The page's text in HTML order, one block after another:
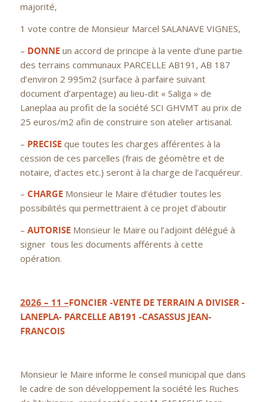
majorité,
1 vote contre de Monsieur Marcel SALANAVE VIGNES,
– DONNE un accord de principe à la vente d’une partie
des terrains communaux PARCELLE AB191, AB 187
d’environ 2 995m2 (surface à parfaire suivant
document d’arpentage) au lieu-dit « Saliga » de
Laneplaa au profit de la société SCI GHVMT au prix de
25 euros/m2 afin de construire son atelier artisanal.
– PRECISEque toutes les charges afférentes à la
cession de ces parcelles (frais de géomètre et de
notaire, d’actes etc.) seront à la charge de l’acquéreur.
– CHARGEMonsieur le Maire d’étudier toutes les
possibilités qui permettraient à ce projet d’aboutir
– AUTORISEMonsieur le Maire ou l’adjoint délégué à
signer tous les documents afférents à cette
opération.
2026 – 11 –FONCIER -VENTE DE TERRAIN A DIVISER -
LANEPLA- PARCELLE AB191 -CASASSUS JEAN-
FRANCOIS
Monsieur le Maire informe le conseil municipal que dans
le cadre de son développement la société les Ruches